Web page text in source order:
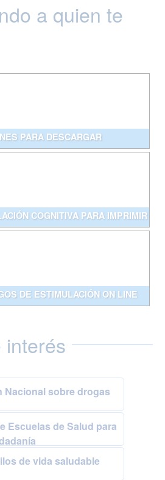
a quien te
PARA DESCARGAR
COGNITIVA PARA IMPRIMIR
DE ESTIMULACIÓN ON LINE
interés
Nacional sobre drogas
Escuelas de Salud para
de vida saludable